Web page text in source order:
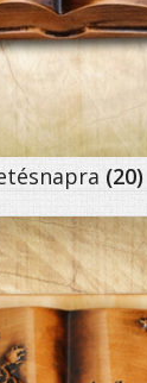
(20)